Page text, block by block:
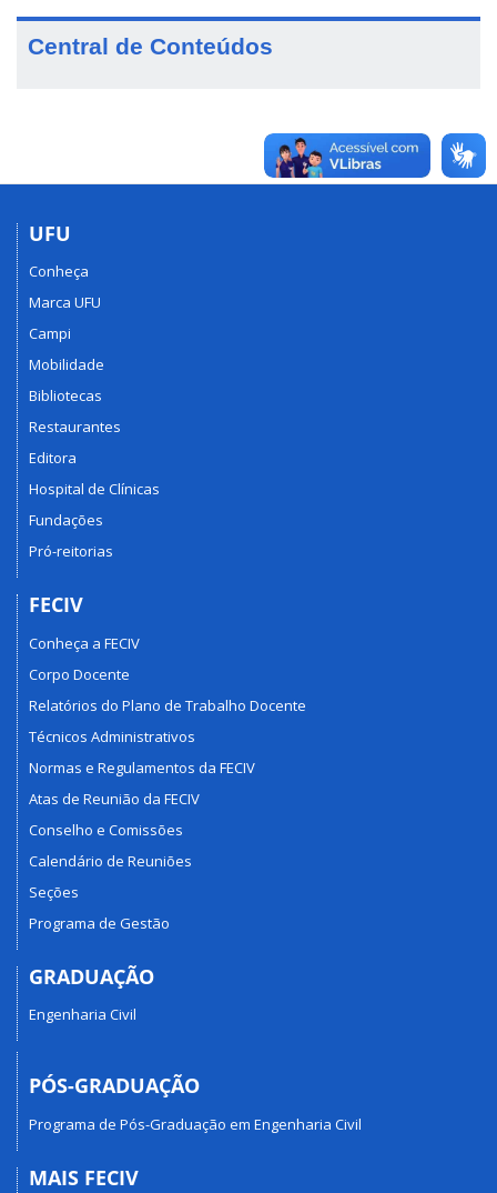
Central de Conteúdos
UFU
Conheça
Marca UFU
Campi
Mobilidade
Bibliotecas
Restaurantes
Editora
Hospital de Clínicas
Fundações
Pró-reitorias
FECIV
Conheça a FECIV
Corpo Docente
Relatórios do Plano de Trabalho Docente
Técnicos Administrativos
Normas e Regulamentos da FECIV
Atas de Reunião da FECIV
Conselho e Comissões
Calendário de Reuniões
Seções
Programa de Gestão
GRADUAÇÃO
Engenharia Civil
PÓS-GRADUAÇÃO
Programa de Pós-Graduação em Engenharia Civil
MAIS FECIV